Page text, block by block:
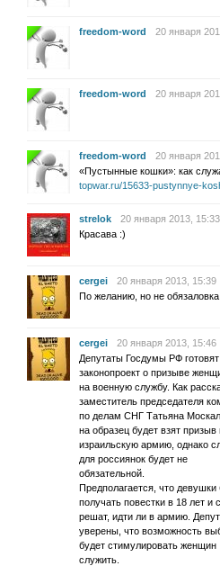
freedom-word 20 января
freedom-word 20 января
freedom-word
20 января
«Пустынные кошки»: как
topwar.ru/15633-pustynnye-
strelok
20 января 2013, 15:33
Красава :)
cergei
20 января 2013, 15:39
По желанию, но не обязаловка.
cergei
20 января 2013, 15:46
Депутаты Госдумы РФ готовят
законопроект о призыве
на военную службу. Как
заместитель председателя
по делам СНГ Татьяна
на образец будет взят призыв
израильскую армию, однако
для россиянок будет не
обязательной.
Предполагается, что девушки
получать повестки в 18 лет и
решат, идти ли в армию.
уверены, что возможность
будет стимулировать женщин
служить.